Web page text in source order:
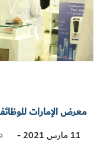
معرض الإمارات
11 مارس 2021 -